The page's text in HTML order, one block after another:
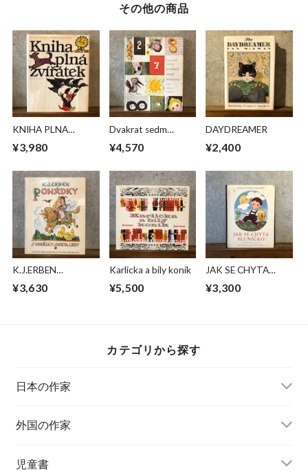
その他の商品
KNIHA PLNA
¥3,980
Dvakrat sedm
¥4,570
DAYDREAMER
¥2,400
K.J.ERBEN
¥3,630
Karlicka a bily konik
¥5,500
JAK SE CHYTA
¥3,300
カテゴリから探す
日本の作家
外国の作家
チェコ
児童書